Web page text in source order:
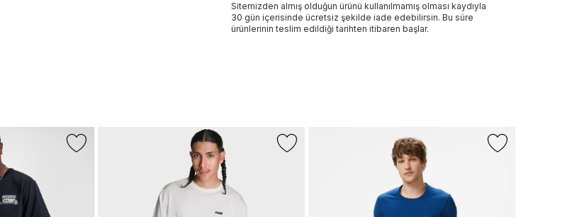
Sitemizden almış olduğun ürünü kullanılmamış olması kaydıyla
30 gün içerisinde ücretsiz şekilde iade edebilirsin. Bu süre
ürünlerinin teslim edildiği tarihten itibaren başlar.